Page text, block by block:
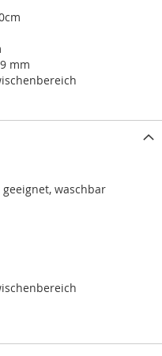
mm
waschbar